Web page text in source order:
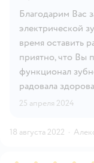
Благодарим Вас
электрической
время оставить
приятно, что Вы
функционал
радовала
25 апреля 2024
18 августа 2022 ·